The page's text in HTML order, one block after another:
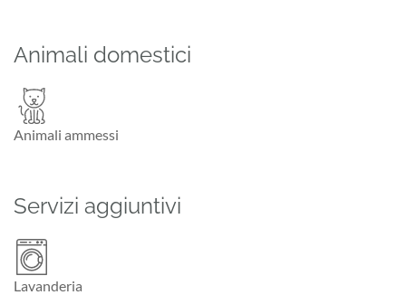
Animali domestici
Animali ammessi
Servizi aggiuntivi
Lavanderia